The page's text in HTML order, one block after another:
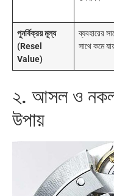
পুনর্বিক্রয় মূল্য
(Resel
Value)
ব্যবহারের
সাথে কমে
২. আসল ও নকল
উপায়